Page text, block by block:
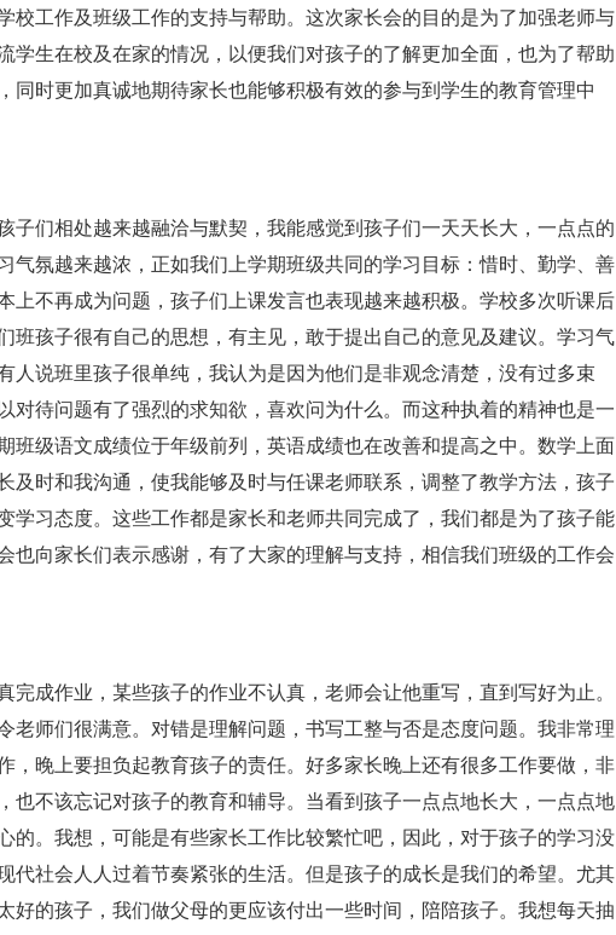
校工作及班级工作的支持与帮助。这次家长会的目的是为了加强老师与
学生在校及在家的情况，以便我们对孩子的了解更加全面，也为了帮助
同时更加真诚地期待家长也能够积极有效的参与到学生的教育管理中
子们相处越来越融洽与默契，我能感觉到孩子们一天天长大，一点点的
气氛越来越浓，正如我们上学期班级共同的学习目标：惜时、勤学、善
上不再成为问题，孩子们上课发言也表现越来越积极。学校多次听课后
班孩子很有自己的思想，有主见，敢于提出自己的意见及建议。学习气
人说班里孩子很单纯，我认为是因为他们是非观念清楚，没有过多束
对待问题有了强烈的求知欲，喜欢问为什么。而这种执着的精神也是一
班级语文成绩位于年级前列，英语成绩也在改善和提高之中。数学上面
及时和我沟通，使我能够及时与任课老师联系，调整了教学方法，孩子
学习态度。这些工作都是家长和老师共同完成了，我们都是为了孩子能
也向家长们表示感谢，有了大家的理解与支持，相信我们班级的工作会
完成作业，某些孩子的作业不认真，老师会让他重写，直到写好为止。
老师们很满意。对错是理解问题，书写工整与否是态度问题。我非常理
，晚上要担负起教育孩子的责任。好多家长晚上还有很多工作要做，非
也不该忘记对孩子的教育和辅导。当看到孩子一点点地长大，一点点地
的。我想，可能是有些家长工作比较繁忙吧，因此，对于孩子的学习没
代社会人人过着节奏紧张的生活。但是孩子的成长是我们的希望。尤其
好的孩子，我们做父母的更应该付出一些时间，陪陪孩子。我想每天抽